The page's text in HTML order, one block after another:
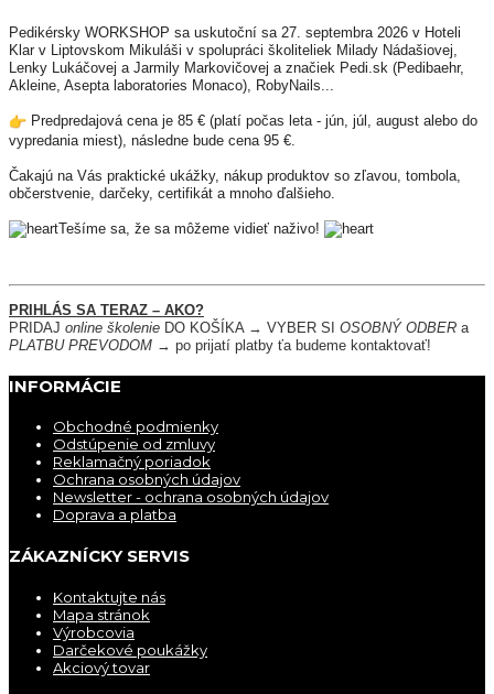
Pedikérsky WORKSHOP sa uskutoční sa 27. septembra 2026 v Hoteli
Klar v Liptovskom Mikuláši v spolupráci školiteliek Milady Nádašiovej,
Lenky Lukáčovej a Jarmily Markovičovej a značiek Pedi.sk (Pedibaehr,
Akleine, Asepta laboratories Monaco), RobyNails...
Predpredajová cena je 85 € (platí počas leta - jún, júl, august alebo do
vypredania miest), následne bude cena 95 €.
Čakajú na Vás praktické ukážky, nákup produktov so zľavou, tombola,
občerstvenie, darčeky, certifikát a mnoho ďalšieho.
Tešíme sa, že sa môžeme vidieť naživo!
PRIHLÁS SA TERAZ – AKO?
PRIDAJ online školenie DO KOŠÍKA → VYBER SI OSOBNÝ ODBER
PLATBU PREVODOM → po prijatí platby ťa budeme kontaktovať!
INFORMÁCIE
Obchodné podmienky
Odstúpenie od zmluvy
Reklamačný poriadok
Ochrana osobných údajov
Newsletter - ochrana osobných údajov
Doprava a platba
ZÁKAZNÍCKY SERVIS
Kontaktujte nás
Mapa stránok
Výrobcovia
Darčekové poukážky
Akciový tovar